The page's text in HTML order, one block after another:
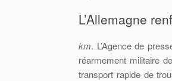
L’Allemagne
km. L’Agence de
réarmement militaire
transport rapide de